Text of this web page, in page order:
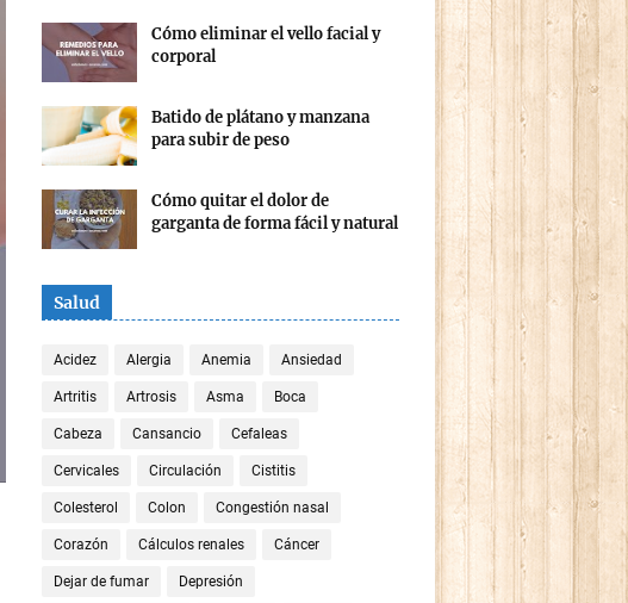
Cómo eliminar el vello facial y
corporal
Batido de plátano y manzana
para subir de peso
Cómo quitar el dolor de
garganta de forma fácil y natural
Salud
Acidez Alergia Anemia Ansiedad
Artritis Artrosis Asma Boca
Cabeza Cansancio Cefaleas
Cervicales Circulación Cistitis
Colesterol Colon Congestión nasal
Corazón Cálculos renales Cáncer
Dejar de fumar Depresión